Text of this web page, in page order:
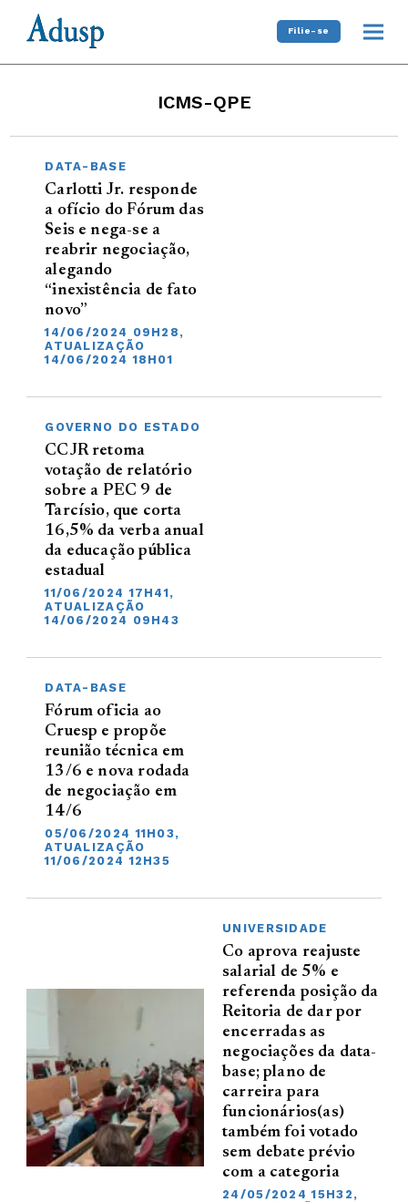
Filie-se
ICMS-QPE
DATA-BASE
Carlotti Jr. responde
a ofício do Fórum das
Seis e nega-se a
reabrir negociação,
alegando
“inexistência de fato
novo”
14/06/2024 09H28,
ATUALIZAÇÃO
14/06/2024 18H01
GOVERNO DO ESTADO
CCJR retoma
votação de relatório
sobre a PEC 9 de
Tarcísio, que corta
16,5% da verba anual
da educação pública
estadual
11/06/2024 17H41,
ATUALIZAÇÃO
14/06/2024 09H43
DATA-BASE
Fórum oficia ao
Cruesp e propõe
reunião técnica em
13/6 e nova rodada
de negociação em
14/6
05/06/2024 11H03,
ATUALIZAÇÃO
11/06/2024 12H35
UNIVERSIDADE
Co aprova reajuste
salarial de 5% e
referenda posição da
Reitoria de dar por
encerradas as
negociações da data-
base; plano de
carreira para
funcionários(as)
também foi votado
sem debate prévio
com a categoria
24/05/2024 15H32,